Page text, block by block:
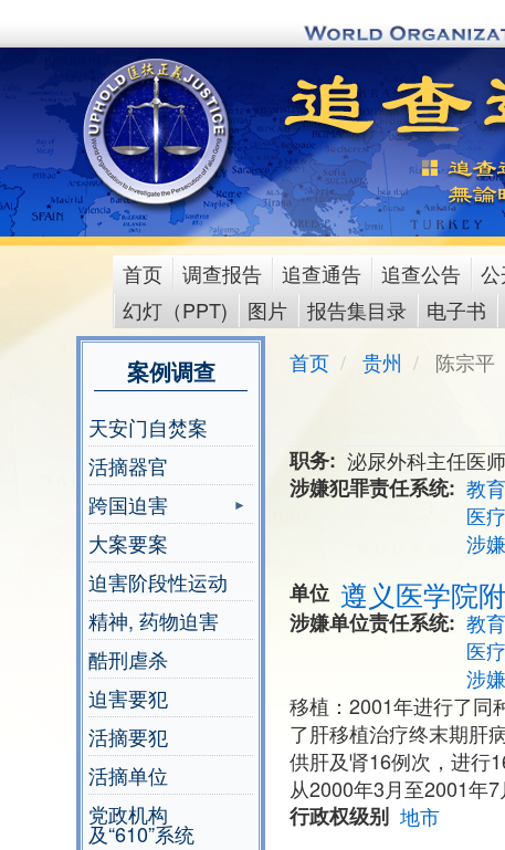
to
content
main
menu
首页 调查报告 追查通告 追查公告
幻灯（PPT)
图片 报告集目录 电子书
案例调查
天安门自焚案
活摘器官
跨国迫害
大案要案
迫害阶段性运动
精神, 药物迫害
酷刑虐杀
迫害要犯
活摘要犯
活摘单位
党政机构
及“610”系统
首页 贵州 陈宗平
职务
泌尿外科主任医师
涉嫌犯罪责任系统
教育
医
涉
单位 遵义医学院
涉嫌单位责任系统
教育
医
涉
移植：2001年进行了同
了肝移植治疗终末期肝
供肝及肾16例次，进行
从2000年3月至2001年7
行政权级别 地市